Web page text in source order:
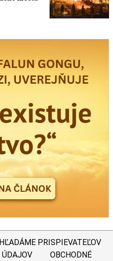
HĽADÁME PRISPIEVATEĽOV
ÚDAJOV
OBCHODNÉ